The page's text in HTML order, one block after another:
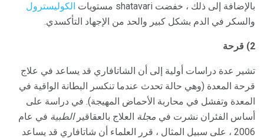
بالإضافة إلى ذلك ، خفضت shatavari مستويات
الكوليسترول
والسكر في الدم بشكل كبير والحد من الإجهاد التأكسدي.
2) قرحة
تشير عدة دراسات أولية إلى أن الشاتافاري قد يساعد في علاج
قرحة المعدة (وهي حالة تحدث عندما تنكسر البطانة الواقية في
المعدة وتفشل في محاربة الأحماض المهيجة). في دراسة على
أساس الفئران نشرت في مجلة العلاج بالعقاقيرالطبية في عام
2006 ، على سبيل المثال ، قرر العلماء أن شاتافاري قد يساعد